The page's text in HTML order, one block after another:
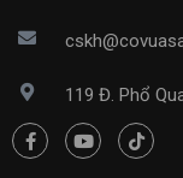
119 Đ. Phổ